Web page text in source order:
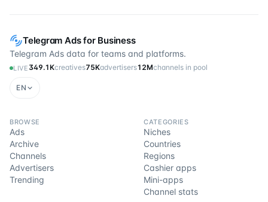
Telegram Ads for Business
Telegram Ads data for teams and platforms.
LIVE 349.1Kcreatives75Kadvertisers12Mchannels in pool
EN
BROWSE
Ads
Archive
Channels
Advertisers
Trending
CATEGORIES
Niches
Countries
Regions
Cashier apps
Mini-apps
Channel stats